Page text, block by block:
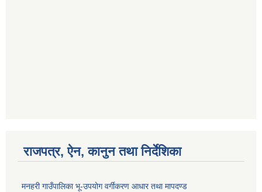
राजपत्र, ऐन, कानुन तथा निर्देशिका
मनहरी गाउँपालिका भू-उपयोग वर्गीकरण आधार तथा मापदण्ड